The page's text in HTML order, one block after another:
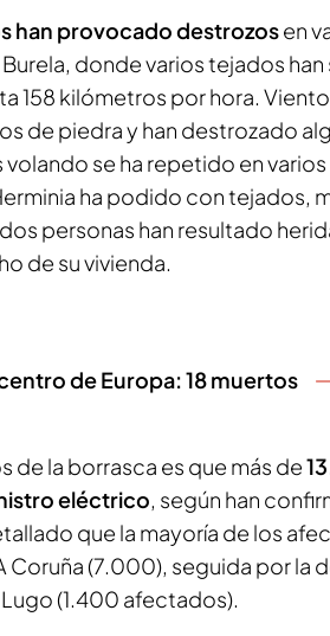
han provocado destrozosen
donde varios tejados
158 kilómetros por hora.
de piedra y han destrozado
se ha repetido en
ha podido con tejados,
personas han resultado
de su vivienda.
de Europa: 18 muertos
de la borrasca es que más de
eléctrico, según han
que la mayoría de los
Coruña (7.000), seguida por la
(1.400 afectados).